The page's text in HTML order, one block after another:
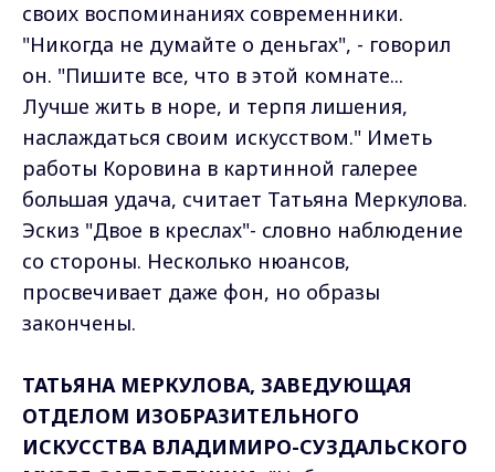
своих воспоминаниях современники.
"Никогда не думайте о деньгах", - говорил
он. "Пишите все, что в этой комнате...
Лучше жить в норе, и терпя лишения,
наслаждаться своим искусством." Иметь
работы Коровина в картинной галерее
большая удача, считает Татьяна Меркулова.
Эскиз "Двое в креслах"- словно наблюдение
со стороны. Несколько нюансов,
просвечивает даже фон, но образы
закончены.
ТАТЬЯНА МЕРКУЛОВА, ЗАВЕДУЮЩАЯ
ОТДЕЛОМ ИЗОБРАЗИТЕЛЬНОГО
ИСКУССТВА ВЛАДИМИРО-СУЗДАЛЬСКОГО